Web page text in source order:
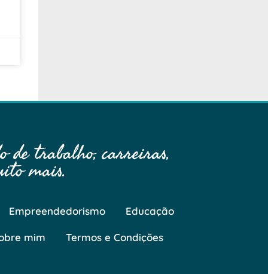
de trabalho, carreiras,
mais.
Empreendedorismo Educação
mim Termos e Condições